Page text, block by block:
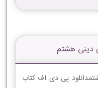
دینی هشتم
پی دی اف کتاب